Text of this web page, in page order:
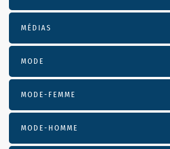
MÉDIAS
MODE
MODE-FEMME
MODE-HOMME